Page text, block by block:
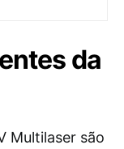
da
Multilaser são